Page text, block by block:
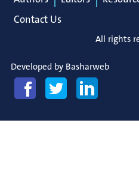
Contact Us
All rights
Developed by Basharweb